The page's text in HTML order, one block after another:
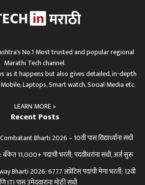
No.1 Most trusted and popular regional
Marathi Tech channel.
as it happens but also gives detailed, in-depth
Laptops, Smart watch, Social Media etc.
LEARN MORE »
Recent Posts
Bharti 2026 – 10वी पास विद्यार्थ्यांना संधी
11,000+ पदांची भरती; पदवीधरांना संधी, अर्ज सुरू
Bharti 2026: 6777 अप्रेंटिस पदांची मेगा भरती; 12वी
ITI पास उमेदवारांना मोठी संधी